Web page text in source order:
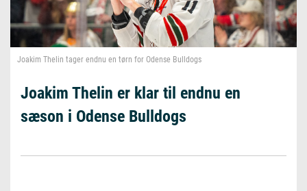
Joakim Thelin tager endnu en tørn for Odense Bulldogs
Joakim Thelin er klar til endnu en
sæson i Odense Bulldogs